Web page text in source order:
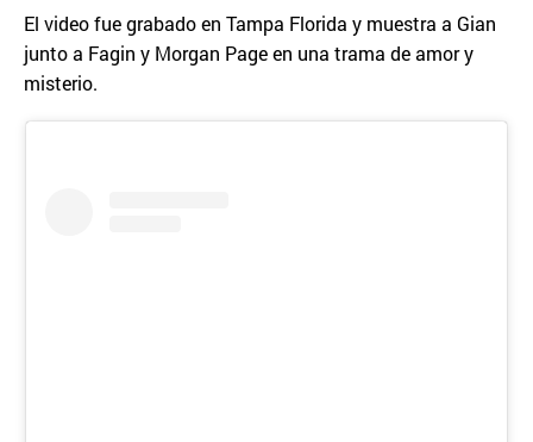
El video fue grabado en Tampa Florida y muestra a Gian
junto a Fagin y Morgan Page en una trama de amor y
misterio.